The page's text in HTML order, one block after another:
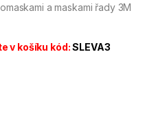
a maskami řady 3M
v košíku kód:SLEVA3